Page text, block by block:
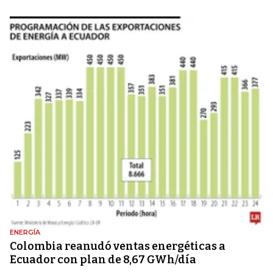
ENERGÍA
Colombia reanudó ventas energéticas a
Ecuador con plan de 8,67 GWh/día